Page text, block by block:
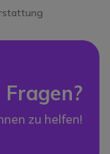
Fragen?
zu helfen!